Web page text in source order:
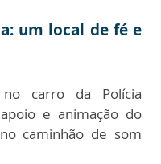
um local de fé e
carro da Polícia
e animação do
caminhão de som